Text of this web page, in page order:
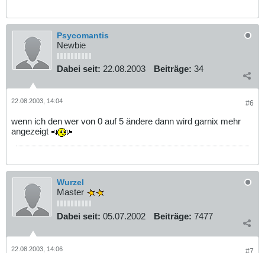
Psycomantis
Newbie
Dabei seit: 22.08.2003 Beiträge: 34
#6
22.08.2003, 14:04
wenn ich den wer von 0 auf 5 ändere dann wird garnix mehr
angezeigt
Wurzel
Master
Dabei seit: 05.07.2002 Beiträge: 7477
#7
22.08.2003, 14:06